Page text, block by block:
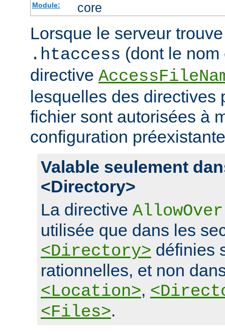
Module: core
Lorsque le serveur
.htaccess (dont le
directive
lesquelles des directives
fichier sont autorisées à
configuration
Valable seulement
<Directory>
La directive
utilisée que dans les
<Directory> définies
rationnelles, et non
<Location>,
<Files>.